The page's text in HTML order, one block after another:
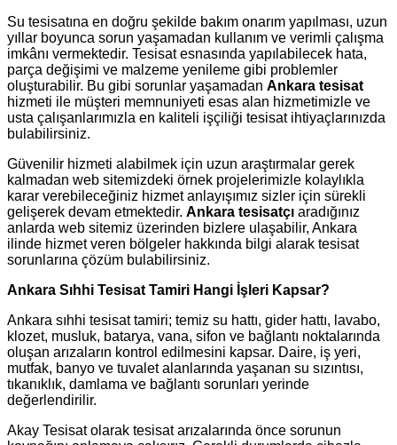
Su tesisatına en doğru şekilde bakım onarım yapılması, uzun
yıllar boyunca sorun yaşamadan kullanım ve verimli çalışma
imkânı vermektedir. Tesisat esnasında yapılabilecek hata,
parça değişimi ve malzeme yenileme gibi problemler
oluşturabilir. Bu gibi sorunlar yaşamadan Ankara tesisat
hizmeti ile müşteri memnuniyeti esas alan hizmetimizle ve
usta çalışanlarımızla en kaliteli işçiliği tesisat ihtiyaçlarınızda
bulabilirsiniz.
Güvenilir hizmeti alabilmek için uzun araştırmalar gerek
kalmadan web sitemizdeki örnek projelerimizle kolaylıkla
karar verebileceğiniz hizmet anlayışımız sizler için sürekli
gelişerek devam etmektedir. Ankara tesisatçı aradığınız
anlarda web sitemiz üzerinden bizlere ulaşabilir, Ankara
ilinde hizmet veren bölgeler hakkında bilgi alarak tesisat
sorunlarına çözüm bulabilirsiniz.
Ankara Sıhhi Tesisat Tamiri Hangi İşleri Kapsar?
Ankara sıhhi tesisat tamiri; temiz su hattı, gider hattı, lavabo,
klozet, musluk, batarya, vana, sifon ve bağlantı noktalarında
oluşan arızaların kontrol edilmesini kapsar. Daire, iş yeri,
mutfak, banyo ve tuvalet alanlarında yaşanan su sızıntısı,
tıkanıklık, damlama ve bağlantı sorunları yerinde
değerlendirilir.
Akay Tesisat olarak tesisat arızalarında önce sorunun